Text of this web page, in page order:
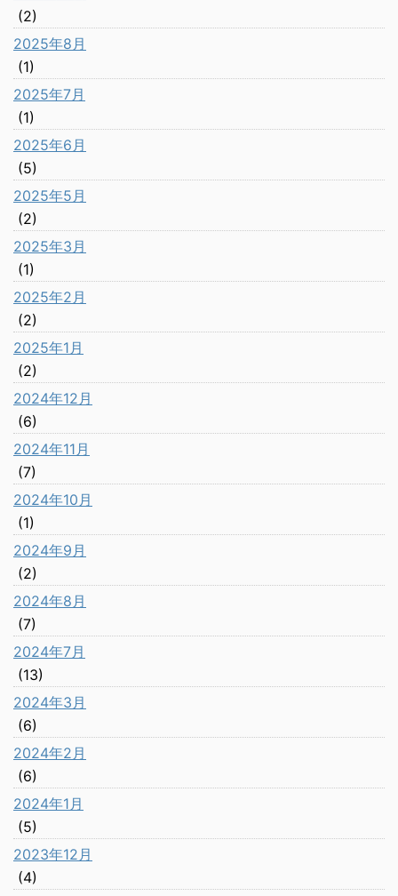
(2)
2025年8月
(1)
2025年7月
(1)
2025年6月
(5)
2025年5月
(2)
2025年3月
(1)
2025年2月
(2)
2025年1月
(2)
2024年12月
(6)
2024年11月
(7)
2024年10月
(1)
2024年9月
(2)
2024年8月
(7)
2024年7月
(13)
2024年3月
(6)
2024年2月
(6)
2024年1月
(5)
2023年12月
(4)